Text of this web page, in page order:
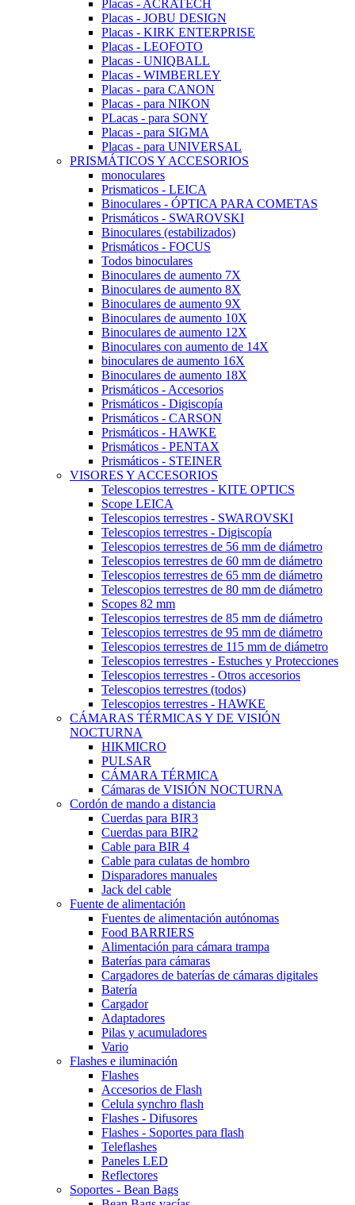
Placas - ACRATECH
Placas - JOBU DESIGN
Placas - KIRK ENTERPRISE
Placas - LEOFOTO
Placas - UNIQBALL
Placas - WIMBERLEY
Placas - para CANON
Placas - para NIKON
PLacas - para SONY
Placas - para SIGMA
Placas - para UNIVERSAL
PRISMÁTICOS Y ACCESORIOS
monoculares
Prismaticos - LEICA
Binoculares - ÓPTICA PARA COMETAS
Prismáticos - SWAROVSKI
Binoculares (estabilizados)
Prismáticos - FOCUS
Todos binoculares
Binoculares de aumento 7X
Binoculares de aumento 8X
Binoculares de aumento 9X
Binoculares de aumento 10X
Binoculares de aumento 12X
Binoculares con aumento de 14X
binoculares de aumento 16X
Binoculares de aumento 18X
Prismáticos - Accesorios
Prismáticos - Digiscopía
Prismáticos - CARSON
Prismáticos - HAWKE
Prismáticos - PENTAX
Prismáticos - STEINER
VISORES Y ACCESORIOS
Telescopios terrestres - KITE OPTICS
Scope LEICA
Telescopios terrestres - SWAROVSKI
Telescopios terrestres - Digiscopía
Telescopios terrestres de 56 mm de diámetro
Telescopios terrestres de 60 mm de diámetro
Telescopios terrestres de 65 mm de diámetro
Telescopios terrestres de 80 mm de diámetro
Scopes 82 mm
Telescopios terrestres de 85 mm de diámetro
Telescopios terrestres de 95 mm de diámetro
Telescopios terrestres de 115 mm de diámetro
Telescopios terrestres - Estuches y Protecciones
Telescopios terrestres - Otros accesorios
Telescopios terrestres (todos)
Telescopios terrestres - HAWKE
CÁMARAS TÉRMICAS Y DE VISIÓN
NOCTURNA
HIKMICRO
PULSAR
CÁMARA TÉRMICA
Cámaras de VISIÓN NOCTURNA
Cordón de mando a distancia
Cuerdas para BIR3
Cuerdas para BIR2
Cable para BIR 4
Cable para culatas de hombro
Disparadores manuales
Jack del cable
Fuente de alimentación
Fuentes de alimentación autónomas
Food BARRIERS
Alimentación para cámara trampa
Baterías para cámaras
Cargadores de baterías de cámaras digitales
Batería
Cargador
Adaptadores
Pilas y acumuladores
Vario
Flashes e iluminación
Flashes
Accesorios de Flash
Celula synchro flash
Flashes - Difusores
Flashes - Soportes para flash
Teleflashes
Paneles LED
Reflectores
Soportes - Bean Bags